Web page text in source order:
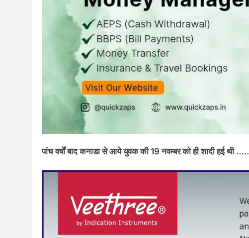
पांच वर्षों बाद कनाडा से आये युवक की 19 नवम्बर को ही शादी हई थी …..